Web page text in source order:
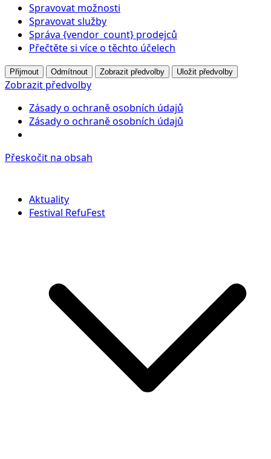
Spravovat možnosti
Spravovat služby
Správa {vendor_count} prodejců
Přečtěte si více o těchto účelech
Přijmout Odmítnout Zobrazit předvolby Uložit předvolby
Zobrazit předvolby
Zásady o ochraně osobních údajů
Zásady o ochraně osobních údajů
Přeskočit na obsah
Aktuality
Festival RefuFest